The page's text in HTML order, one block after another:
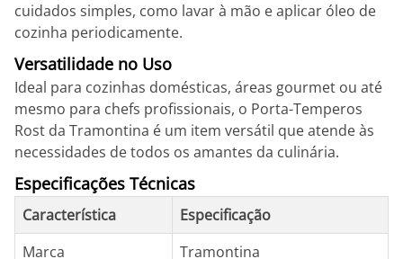
cuidados simples, como lavar à mão e aplicar óleo de
cozinha periodicamente.
Versatilidade no Uso
Ideal para cozinhas domésticas, áreas gourmet ou até
mesmo para chefs profissionais, o Porta-Temperos
Rost da Tramontina é um item versátil que atende às
necessidades de todos os amantes da culinária.
Especificações Técnicas
Característica
Especificação
Marca
Tramontina